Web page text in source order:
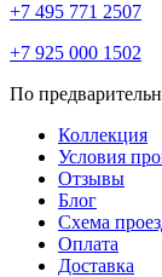
+7 495 771 2507
+7 925 000 1502
По
Коллекция
Условия
Отзывы
Блог
Схема
Оплата
Доставка